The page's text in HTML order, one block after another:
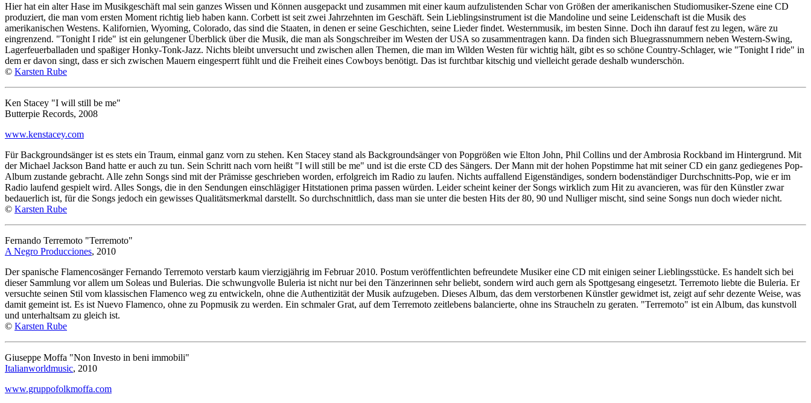
Hier hat ein alter Hase im Musikgeschäft mal sein ganzes Wissen und Können ausgepackt und zusammen mit einer kaum aufzulistenden Schar von Größen der amerikanischen Studiomusiker-Szene eine CD
produziert, die man vom ersten Moment richtig lieb haben kann. Corbett ist seit zwei Jahrzehnten im Geschäft. Sein Lieblingsinstrument ist die Mandoline und seine Leidenschaft ist die Musik des
amerikanischen Westens. Kalifornien, Wyoming, Colorado, das sind die Staaten, in denen er seine Geschichten, seine Lieder findet. Westernmusik, im besten Sinne. Doch ihn darauf fest zu legen, wäre zu
eingrenzend. "Tonight I ride" ist ein gelungener Überblick über die Musik, die man als Songschreiber im Westen der USA so zusammentragen kann. Da finden sich Bluegrassnummern neben Western-Swing,
Lagerfeuerballaden und spaßiger Honky-Tonk-Jazz. Nichts bleibt unversucht und zwischen allen Themen, die man im Wilden Westen für wichtig hält, gibt es so schöne Country-Schlager, wie "Tonight I ride" in
dem er davon singt, dass er sich zwischen Mauern eingesperrt fühlt und die Freiheit eines Cowboys benötigt. Das ist furchtbar kitschig und vielleicht gerade deshalb wunderschön.
© Karsten Rube
Ken Stacey "I will still be me"
Butterpie Records, 2008
www.kenstacey.com
Für Backgroundsänger ist es stets ein Traum, einmal ganz vorn zu stehen. Ken Stacey stand als Backgroundsänger von Popgrößen wie Elton John, Phil Collins und der Ambrosia Rockband im Hintergrund. Mit
der Michael Jackson Band hatte er auch zu tun. Sein Schritt nach vorn heißt "I will still be me" und ist die erste CD des Sängers. Der Mann mit der hohen Popstimme hat mit seiner CD ein ganz gediegenes Pop-
Album zustande gebracht. Alle zehn Songs sind mit der Prämisse geschrieben worden, erfolgreich im Radio zu laufen. Nichts auffallend Eigenständiges, sondern bodenständiger Durchschnitts-Pop, wie er im
Radio laufend gespielt wird. Alles Songs, die in den Sendungen einschlägiger Hitstationen prima passen würden. Leider scheint keiner der Songs wirklich zum Hit zu avancieren, was für den Künstler zwar
bedauerlich ist, für die Songs jedoch ein gewisses Qualitätsmerkmal darstellt. So durchschnittlich, dass man sie unter die besten Hits der 80, 90 und Nulliger mischt, sind seine Songs nun doch wieder nicht.
© Karsten Rube
Fernando Terremoto "Terremoto"
A Negro Producciones, 2010
Der spanische Flamencosänger Fernando Terremoto verstarb kaum vierzigjährig im Februar 2010. Postum veröffentlichten befreundete Musiker eine CD mit einigen seiner Lieblingsstücke. Es handelt sich bei
dieser Sammlung vor allem um Soleas und Bulerias. Die schwungvolle Buleria ist nicht nur bei den Tänzerinnen sehr beliebt, sondern wird auch gern als Spottgesang eingesetzt. Terremoto liebte die Buleria. Er
versuchte seinen Stil vom klassischen Flamenco weg zu entwickeln, ohne die Authentizität der Musik aufzugeben. Dieses Album, das dem verstorbenen Künstler gewidmet ist, zeigt auf sehr dezente Weise, was
damit gemeint ist. Es ist Nuevo Flamenco, ohne zu Popmusik zu werden. Ein schmaler Grat, auf dem Terremoto zeitlebens balancierte, ohne ins Straucheln zu geraten. "Terremoto" ist ein Album, das kunstvoll
und unterhaltsam zu gleich ist.
© Karsten Rube
Giuseppe Moffa "Non Investo in beni immobili"
Italianworldmusic, 2010
www.gruppofolkmoffa.com